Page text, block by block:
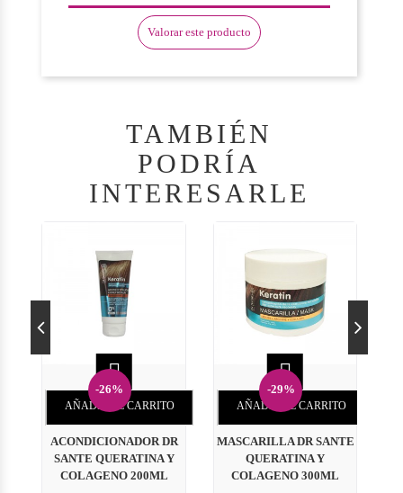
Valorar este producto
TAMBIÉN
PODRÍA
INTERESARLE
-26%

AÑADIR AL CARRITO
ACONDICIONADOR DR
SANTE QUERATINA Y
COLAGENO 200ML
-29%

AÑADIR AL CARRITO
MASCARILLA DR SANTE
QUERATINA Y
COLAGENO 300ML